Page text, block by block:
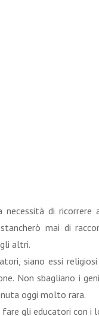
di ricorrere
mai di
altri.
siano essi
Non sbagliano i
oggi molto rara.
fare gli educatori con i